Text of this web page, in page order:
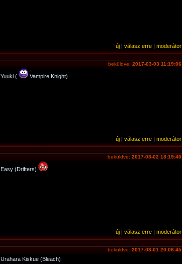
új | válasz erre | moderátor
beküldve: 2017-03-03 11:19:06
Yuuki ( Vampire Knight)
új | válasz erre | moderátor
beküldve: 2017-03-02 18:19:40
Easy (Drifters)
új | válasz erre | moderátor
beküldve: 2017-03-01 20:06:45
Urahara Kiskue (Bleach)